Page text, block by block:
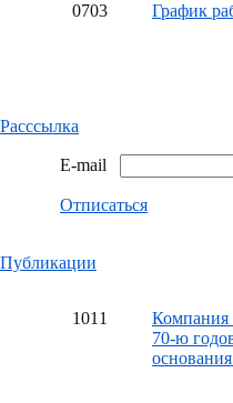
0703 График
Расссылка
E-mail
Отписаться
Публикации
1011
Компания
70-ю